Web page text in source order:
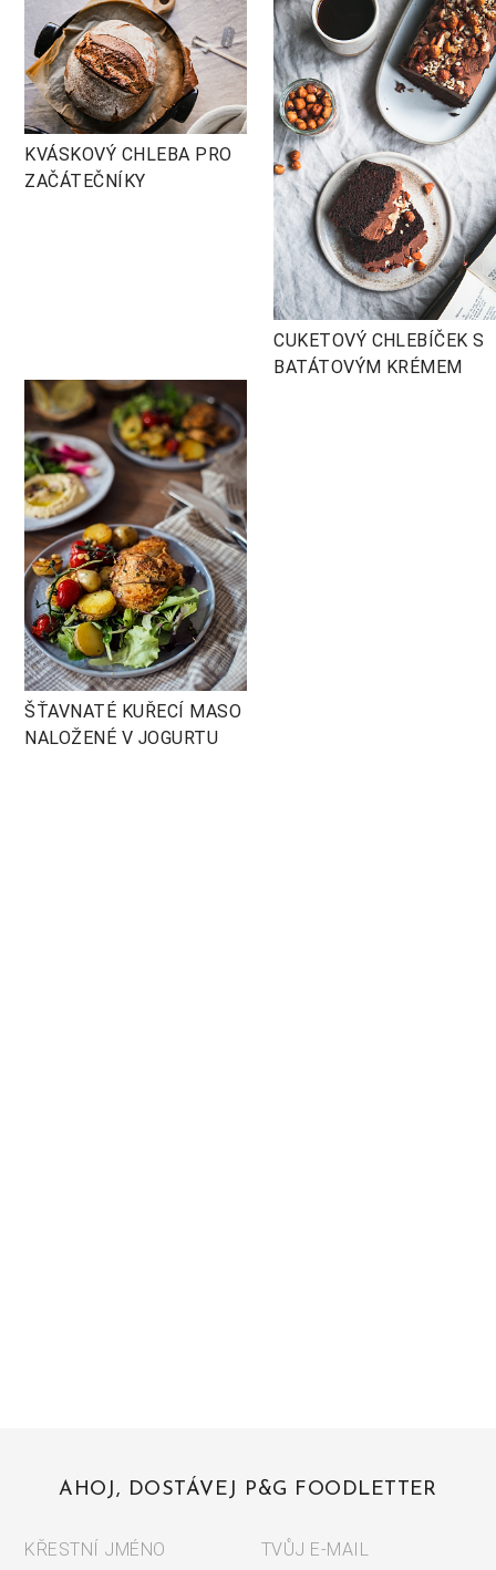
KVÁSKOVÝ CHLEBA PRO
ZAČÁTEČNÍKY
CUKETOVÝ CHLEBÍČEK S
BATÁTOVÝM KRÉMEM
ŠŤAVNATÉ KUŘECÍ MASO
NALOŽENÉ V JOGURTU
AHOJ, DOSTÁVEJ P&G FOODLETTER
KŘESTNÍ JMÉNO TVŮJ E-MAIL